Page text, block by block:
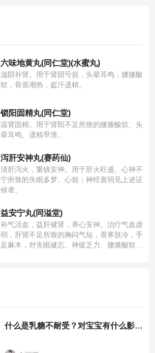
六味地黄丸(同仁堂)(水蜜丸)
滋阴补肾。用于肾阴亏损，头晕耳鸣，腰膝酸
软，骨蒸潮热，盗汗遗精。
锁阳固精丸(同仁堂)
温肾固精。用于肾阳不足所致的腰膝酸软、头
晕耳鸣、遗精早泄。
泻肝安神丸(赛药仙)
清肝泻火，重镇安神。用于肝火旺盛、心神不
宁所致的失眠多梦、心烦；神经衰弱见上述证
候者。
益安宁丸(同溢堂)
补气活血，益肝健肾，养心安神。治疗气血虚
弱，肝肾不足所致的胸闷气短，畏寒肢冷，手
足麻木，对失眠健忘、神疲乏力、腰膝酸软也
什么是乳糖不耐受？对宝宝有什么影响？